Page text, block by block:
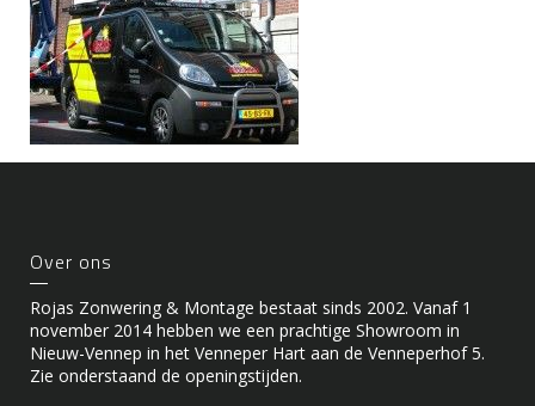
Over ons
Rojas Zonwering & Montage bestaat sinds 2002. Vanaf 1
november 2014 hebben we een prachtige Showroom in
Nieuw-Vennep in het Venneper Hart aan de Venneperhof 5.
Zie onderstaand de openingstijden.